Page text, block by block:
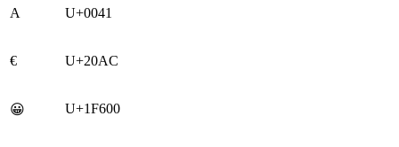
A U+0041
€ U+20AC
😀 U+1F600